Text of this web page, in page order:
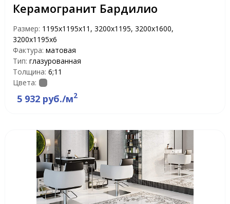
Керамогранит Бардилио
Размер: 1195х1195х11, 3200x1195, 3200x1600,
3200х1195х6
Фактура: матовая
Тип: глазурованная
Толщина: 6;11
Цвета:
5 932 руб./м2